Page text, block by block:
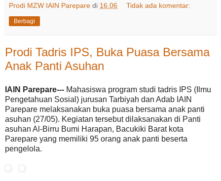
Prodi MZW IAIN Parepare di 16.06 Tidak ada komentar:
Berbagi
Prodi Tadris IPS, Buka Puasa Bersama
Anak Panti Asuhan
IAIN Parepare--- Mahasiswa program studi tadris IPS (Ilmu
Pengetahuan Sosial) jurusan Tarbiyah dan Adab IAIN
Parepare melaksanakan buka puasa bersama anak panti
asuhan (27/05). Kegiatan tersebut dilaksanakan di Panti
asuhan Al-Birru Bumi Harapan, Bacukiki Barat kota
Parepare yang memiliki 95 orang anak panti beserta
pengelola.